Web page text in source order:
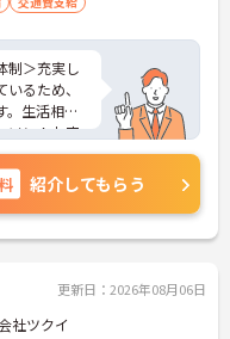
制＞充実し
るため、
。生活相談
ソン！お客
身の人間性
す。
な働き方＞
合わせた働
ており、長
紹介してもらう
更新日：2026年08月06日
社ツクイ